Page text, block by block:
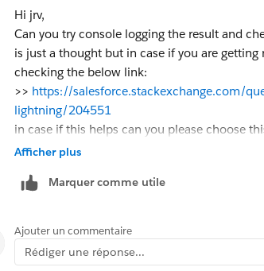
Hi jrv,
Can you try console logging the result and
is just a thought but in case if you are
checking the below link:
>> https://salesforce.stackexchange.com/
lightning/204551
in case if this helps can you please choose
others in the future.
Anutej
Afficher plus
Marquer comme utile
Ajouter un commentaire
Rédiger une réponse...